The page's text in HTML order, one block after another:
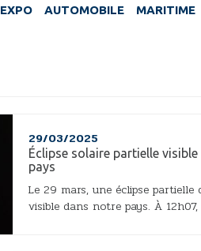
EXPO AUTOMOBILE MARITIME
29/03/2025
Éclipse solaire partielle
pays
Le 29 mars, une éclipse
visible dans notre pays. À 12h07,